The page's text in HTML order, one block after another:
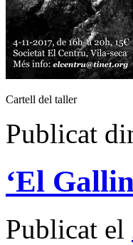
Cartell del taller
Publicat
‘El
Publicat el